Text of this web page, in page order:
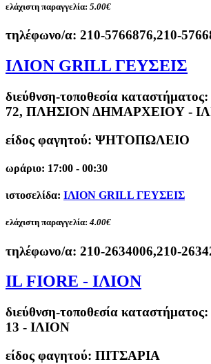
ελάχιστη παραγγελία: 5.00€
τηλέφωνο/α: 210-5766876,210-
ΙΛΙΟΝ GRILL ΓΕΥΣΕΙΣ
διεύθνση-τοποθεσία καταστήματος:
72, ΠΛΗΣΙΟΝ ΔΗΜΑΡΧΕΙΟΥ -
είδος φαγητού: ΨΗΤΟΠΩΛΕΙΟ
ωράριο: 17:00 - 00:30
ιστοσελίδα: ΙΛΙΟΝ GRILL ΓΕΥΣΕΙΣ
ελάχιστη παραγγελία: 4.00€
τηλέφωνο/α: 210-2634006,210-
IL FIORE - ΙΛΙΟΝ
διεύθνση-τοποθεσία καταστήματος:
13 - ΙΛΙΟΝ
είδος φαγητού: ΠΙΤΣΑΡΙΑ